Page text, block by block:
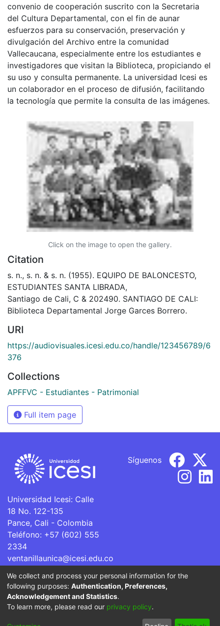
convenio de cooperación suscrito con la Secretaria
del Cultura Departamental, con el fin de aunar
esfuerzos para su conservación, preservación y
divulgación del Archivo entre la comunidad
Vallecaucana, especialmente entre los estudiantes e
investigadores que visitan la Biblioteca, propiciando el
su uso y consulta permanente. La universidad Icesi es
un colaborador en el proceso de difusión, facilitando
la tecnología que permite la consulta de las imágenes.
Click on the image to open the gallery.
Citation
s. n., s. n. & s. n. (1955). EQUIPO DE BALONCESTO,
ESTUDIANTES SANTA LIBRADA,
Santiago de Cali, C & 202490. SANTIAGO DE CALI:
Biblioteca Departamental Jorge Garces Borrero.
URI
https://audiovisuales.icesi.edu.co/handle/123456789/6
376
Collections
APFFVC - Estudiantes - Patrimonial
Full item page
Universidad Icesi: Calle
18 No. 122-135
Pance, Cali - Colombia
Teléfono: +57 (602) 555
2334
ventanillaunica@icesi.edu.co
Síguenos
La Universidad Icesi es una Institución de Educación
Superior que se encuentra sujeta a inspección y vigilancia
por parte del Ministerio de Educación Nacional.
Cookie End User Send
We collect and process your personal information for the
following purposes: Authentication, Preferences,
Acknowledgement and Statistics.
To learn more, please read our privacy policy.